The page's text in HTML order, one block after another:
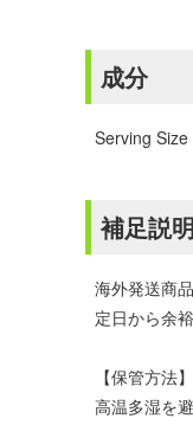
成分
Serving
補足説明
海外発送商
定日から余
【保管方法】
高温多湿を